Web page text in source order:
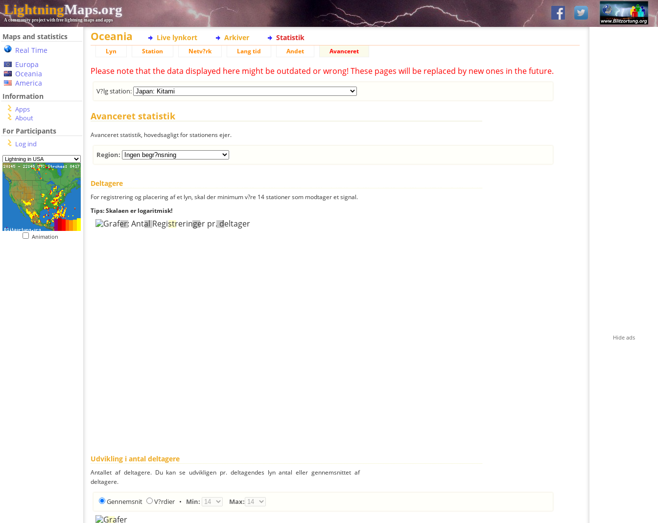
LightningMaps.org
A community project with free lightning maps and apps
Maps and statistics
Real Time
Europa
Oceania
America
Information
Apps
About
For Participants
Log ind
Animation
Oceania Live lynkort Arkiver Statistik
Lyn Station Netv?rk Lang tid Andet Avanceret
Please note that the data displayed here might be outdated or wrong! These pages will be replaced by new ones in the future.
V?lg station:
Avanceret statistik
Avanceret statistik, hovedsagligt for stationens ejer.
Region:
Deltagere
For registrering og placering af et lyn, skal der minimum v?re 14 stationer som modtager et signal.
Tips: Skalaen er logaritmisk!
Udvikling i antal deltagere
Antallet af deltagere. Du kan se udvikligen pr. deltagendes lyn antal eller gennemsnittet af
deltagere.
Gennemsnit V?rdier • Min: Max:
Hide ads